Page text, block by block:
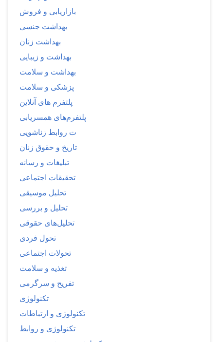
بازاریابی و فروش
بهداشت جنسی
بهداشت زنان
بهداشت و زیبایی
بهداشت و سلامت
پزشکی و سلامت
پلتفرم های آنلاین
پلتفرم‌های همسریابی
ت روابط زناشویی
تاریخ و حقوق زنان
تبلیغات و رسانه
تحقیقات اجتماعی
تحلیل موسیقی
تحلیل و بررسی
تحلیل‌های حقوقی
تحول فردی
تحولات اجتماعی
تغذیه و سلامت
تفریح و سرگرمی
تکنولوژی
تکنولوژی و ارتباطات
تکنولوژی و روابط